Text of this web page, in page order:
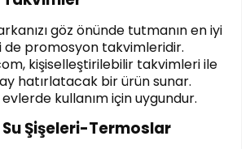
göz önünde tutmanın en iyi
de promosyon takvimleridir.
kişiselleştirilebilir takvimleri ile
hatırlatacak bir ürün sunar.
kullanım için uygundur.
Şişeleri-Termoslar